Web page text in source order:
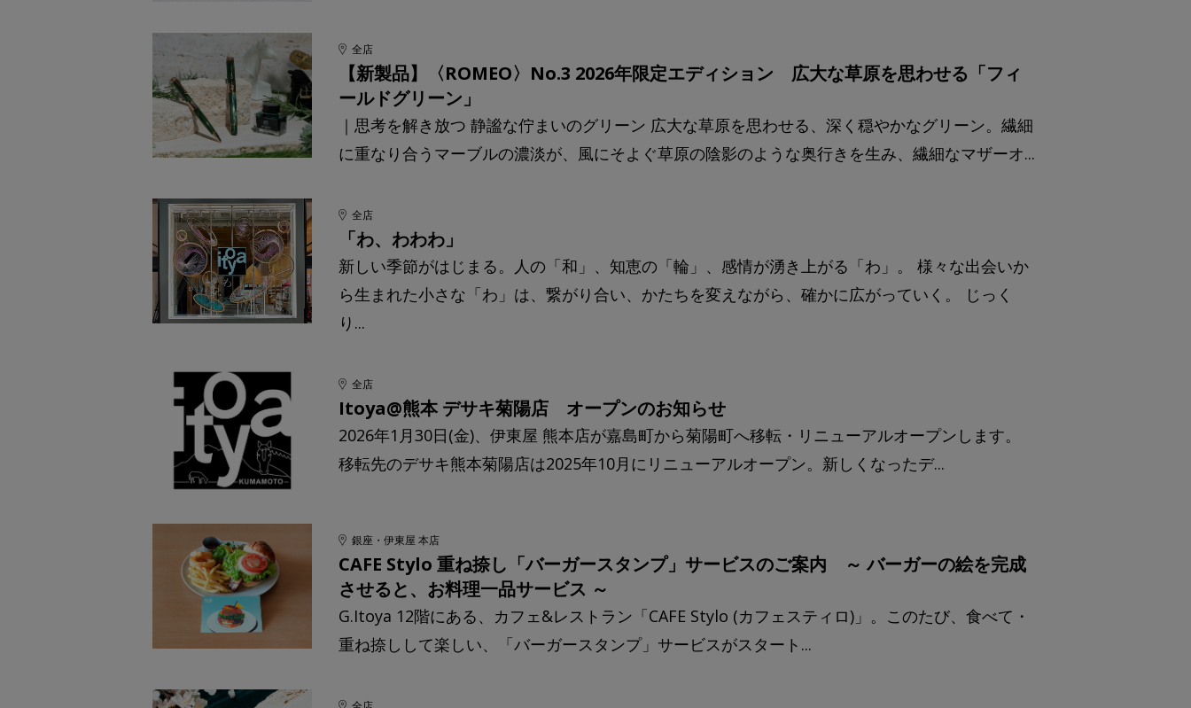
全店
【新製品】〈ROMEO〉No.3 2026年限定エディション 広大な草原を思わせる「フィ
ールドグリーン」
｜思考を解き放つ 静謐な佇まいのグリーン 広大な草原を思わせる、深く穏やかなグリーン。繊細
に重なり合うマーブルの濃淡が、風にそよぐ草原の陰影のような奥行きを生み、繊細なマザーオ...
全店
「わ、わわわ」
新しい季節がはじまる。人の「和」、知恵の「輪」、感情が湧き上がる「わ」。 様々な出会いか
ら生まれた小さな「わ」は、繋がり合い、かたちを変えながら、確かに広がっていく。 じっく
り...
全店
Itoya@熊本 デサキ菊陽店 オープンのお知らせ
2026年1月30日(金)、伊東屋 熊本店が嘉島町から菊陽町へ移転・リニューアルオープンします。
移転先のデサキ熊本菊陽店は2025年10月にリニューアルオープン。新しくなったデ...
銀座・伊東屋 本店
CAFE Stylo 重ね捺し「バーガースタンプ」サービスのご案内 ～ バーガーの絵を完成
させると、お料理一品サービス ～
G.Itoya 12階にある、カフェ&レストラン「CAFE Stylo (カフェスティロ)」。このたび、食べて・
重ね捺しして楽しい、「バーガースタンプ」サービスがスタート...